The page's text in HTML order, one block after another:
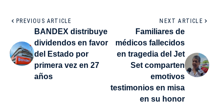
PREVIOUS ARTICLE
BANDEX distribuye
dividendos en favor
del Estado por
primera vez en 27
años
NEXT ARTICLE
Familiares de
médicos fallecidos
en tragedia del Jet
Set comparten
emotivos
testimonios en misa
en su honor